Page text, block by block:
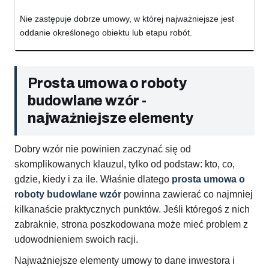
Nie zastępuje dobrze umowy, w której najważniejsze jest
oddanie określonego obiektu lub etapu robót.
Prosta umowa o roboty
budowlane wzór -
najważniejsze elementy
Dobry wzór nie powinien zaczynać się od
skomplikowanych klauzul, tylko od podstaw: kto, co,
gdzie, kiedy i za ile. Właśnie dlatego prosta umowa o
roboty budowlane wzór powinna zawierać co najmniej
kilkanaście praktycznych punktów. Jeśli któregoś z nich
zabraknie, strona poszkodowana może mieć problem z
udowodnieniem swoich racji.
Najważniejsze elementy umowy to dane inwestora i